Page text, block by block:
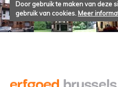
Door gebruik te maken van deze
gebruik van cookies. Meer